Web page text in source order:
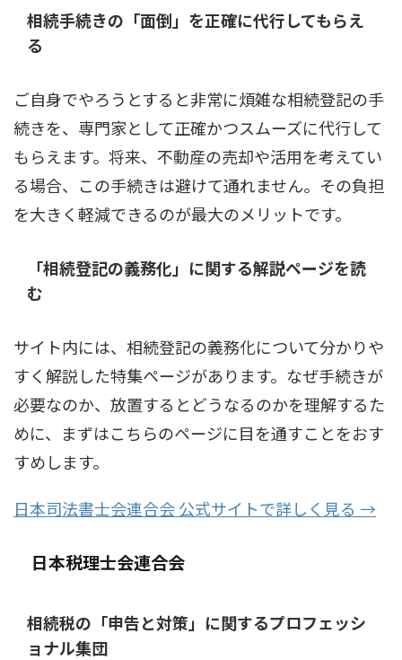
相続手続きの「面倒」を正確に代行してもらえ
る
ご自身でやろうとすると非常に煩雑な相続登記の手
続きを、専門家として正確かつスムーズに代行して
もらえます。将来、不動産の売却や活用を考えてい
る場合、この手続きは避けて通れません。その負担
を大きく軽減できるのが最大のメリットです。
「相続登記の義務化」に関する解説ページを読
む
サイト内には、相続登記の義務化について分かりや
すく解説した特集ページがあります。なぜ手続きが
必要なのか、放置するとどうなるのかを理解するた
めに、まずはこちらのページに目を通すことをおす
すめします。
日本司法書士会連合会 公式サイトで詳しく見る →
日本税理士会連合会
相続税の「申告と対策」に関するプロフェッシ
ョナル集団